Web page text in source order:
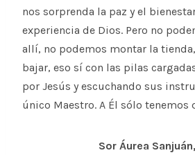
nos sorprenda la paz y el
experiencia de Dios. Pero no
allí, no podemos montar la
bajar, eso sí con las pilas
por Jesús y escuchando sus
único Maestro. A Él sólo tenemos
Sor Áurea